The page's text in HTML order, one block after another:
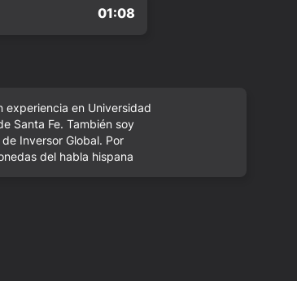
01:08
experiencia en Universidad
Santa Fe. También soy
Inversor Global. Por
del habla hispana